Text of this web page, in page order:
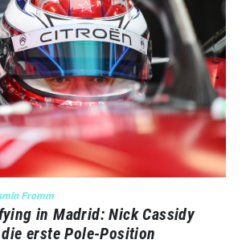
Fromm
in Madrid: Nick Cassidy
erste Pole-Position